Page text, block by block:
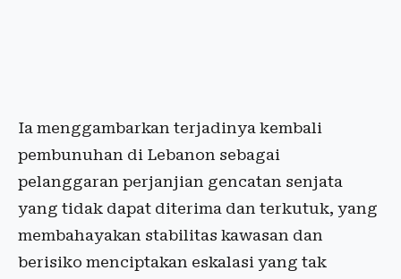
Ia menggambarkan terjadinya kembali
pembunuhan di Lebanon sebagai
pelanggaran perjanjian gencatan senjata
yang tidak dapat diterima dan terkutuk, yang
membahayakan stabilitas kawasan dan
berisiko menciptakan eskalasi yang tak